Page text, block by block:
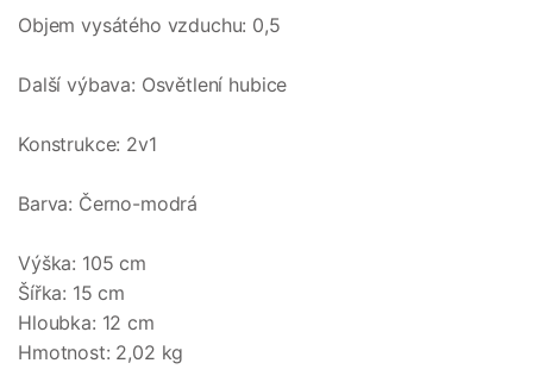
Objem vysátého vzduchu: 0,5
Další výbava: Osvětlení hubice
Konstrukce: 2v1
Barva: Černo-modrá
Výška: 105 cm
Šířka: 15 cm
Hloubka: 12 cm
Hmotnost: 2,02 kg